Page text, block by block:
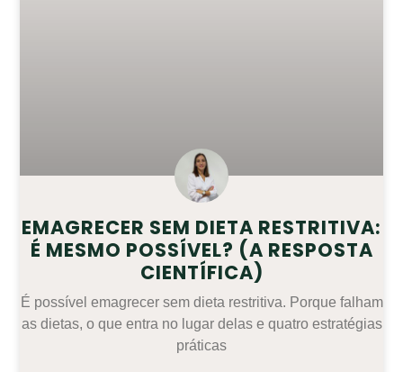
EMAGRECER SEM DIETA RESTRITIVA:
É MESMO POSSÍVEL? (A RESPOSTA
CIENTÍFICA)
É possível emagrecer sem dieta restritiva. Porque falham
as dietas, o que entra no lugar delas e quatro estratégias
práticas